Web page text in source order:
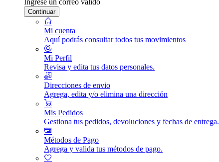
Continuar
Mi cuenta
Aquí podrás consultar todos tus movimientos
Mi Perfil
Revisa y edita tus datos personales.
Direcciones de envio
Agrega, edita y/o elimina una dirección
Mis Pedidos
Gestiona tus pedidos, devoluciones y fechas de entrega.
Métodos de Pago
Agrega y valida tus métodos de pago.